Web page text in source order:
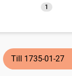
1
Till 1735-01-27